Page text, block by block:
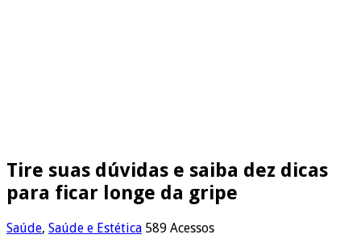
Tire suas dúvidas e saiba dez dicas
para ficar longe da gripe
Saúde, Saúde e Estética 589 Acessos